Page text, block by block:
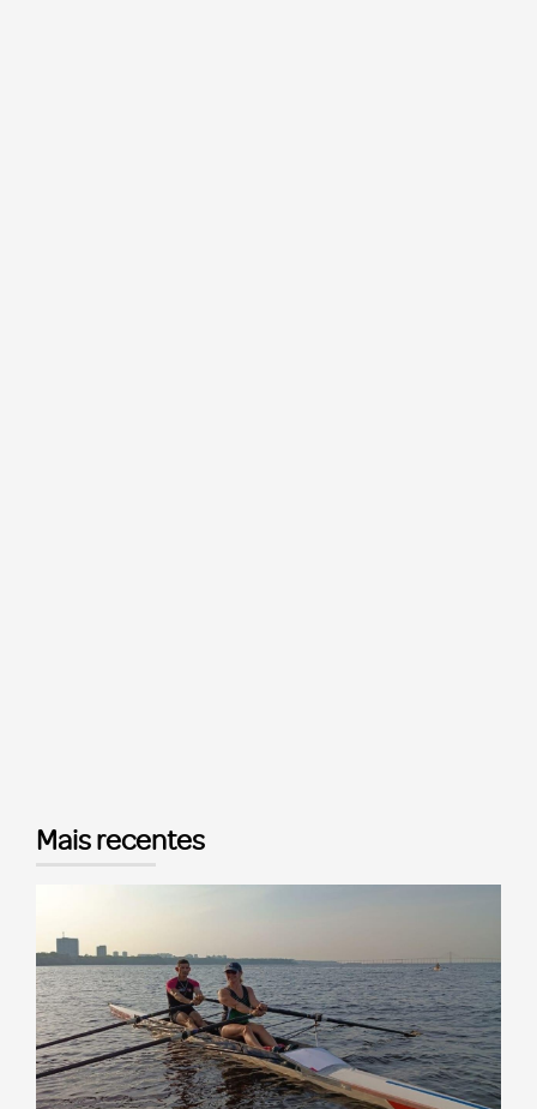
Mais recentes